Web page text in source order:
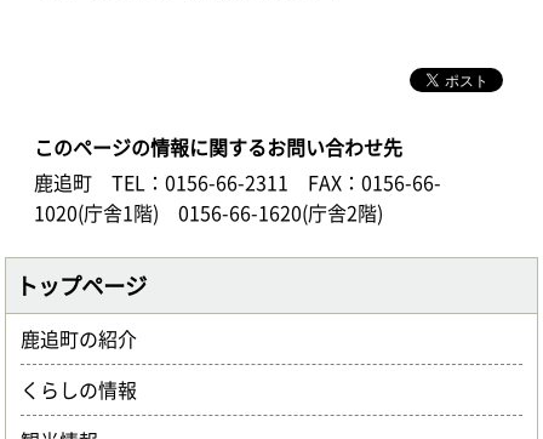
このページの情報に関するお問い合わせ先
鹿追町
TEL：0156-66-2311
FAX：0156-66-
1020(庁舎1階) 0156-66-1620(庁舎2階)
トップページ
鹿追町の紹介
くらしの情報